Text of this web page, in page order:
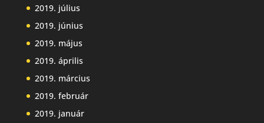
2019. július
2019. június
2019. május
2019. április
2019. március
2019. február
2019. január